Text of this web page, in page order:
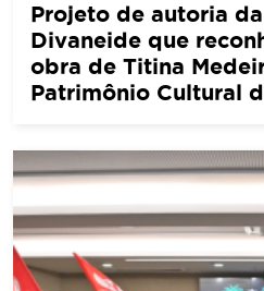
Projeto de autoria
Divaneide que
obra de Titina
Patrimônio Cultural